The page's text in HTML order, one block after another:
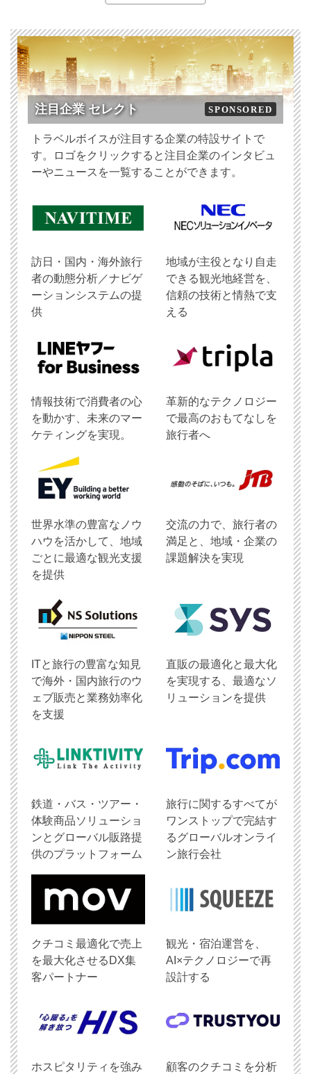
注目企業 セレクト SPONSORED
トラベルボイスが注目する企業の特設サイトで
す。ロゴをクリックすると注目企業のインタビュ
ーやニュースを一覧することができます。
訪日・国内・海外旅行
者の動態分析／ナビゲ
ーションシステムの提
供
地域が主役となり自走
できる観光地経営を、
信頼の技術と情熱で支
える
情報技術で消費者の心
を動かす、未来のマー
ケティングを実現。
革新的なテクノロジー
で最高のおもてなしを
旅行者へ
世界水準の豊富なノウ
ハウを活かして、地域
ごとに最適な観光支援
を提供
交流の力で、旅行者の
満足と、地域・企業の
課題解決を実現
ITと旅行の豊富な知見
で海外・国内旅行のウ
ェブ販売と業務効率化
を支援
直販の最適化と最大化
を実現する、最適なソ
リューションを提供
鉄道・バス・ツアー・
体験商品ソリューショ
ンとグローバル販路提
供のプラットフォーム
旅行に関するすべてが
ワンストップで完結す
るグローバルオンライ
ン旅行会社
クチコミ最適化で売上
を最大化させるDX集
客パートナー
観光・宿泊運営を、
AI×テクノロジーで再
設計する
ホスピタリティを強み
顧客のクチコミを分析